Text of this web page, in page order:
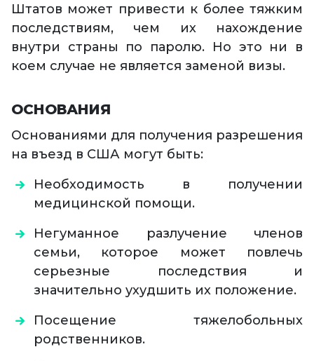
Штатов может привести к более тяжким
последствиям, чем их нахождение
внутри страны по паролю. Но это ни в
коем случае не является заменой визы.
ОСНОВАНИЯ
Основаниями для получения разрешения
на въезд в США могут быть:
Необходимость в получении
медицинской помощи.
Негуманное разлучение членов
семьи, которое может повлечь
серьезные последствия и
значительно ухудшить их положение.
Посещение тяжелобольных
родственников.